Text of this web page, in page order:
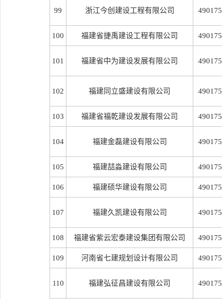
99 浙江今创建设工程有限公司
100 福建省捷禹建设工程有限公司
101 福建省中为建设发展有限公司
102 福建同立盛建设有限公司
103 福建省福乾建设发展有限公司
104 福建金磊建设有限公司
105 福建喆淼建设有限公司
106 福建硕华建设有限公司
107 福建久凯建设有限公司
108 福建省紫云宏泰建设集团有限公司
109 河南省七建规划设计有限公司
110 福建弘征昌建设有限公司